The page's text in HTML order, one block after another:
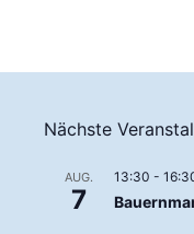
Nächste
AUG.
7
13:30 -